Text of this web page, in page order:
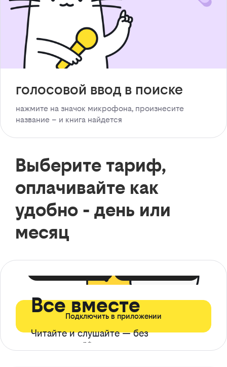
голосовой ввод в поиске
нажмите на значок микрофона, произнесите
название – и книга найдется
Выберите тариф,
оплачивайте как
удобно - день или
месяц
Все вместе
Читайте и слушайте — без
ограничений*
Подключить в приложении